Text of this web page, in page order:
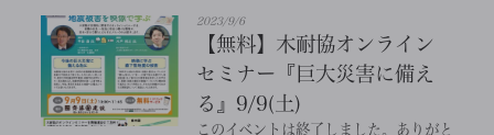
2023/9/6
【無料】木耐協オンライン
セミナー『巨大災害に備え
る』9/9(土)
このイベントは終了しました。ありがと